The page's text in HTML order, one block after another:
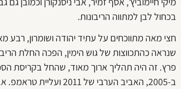
בכחול לבן למתווה הריבונות.
חצי מאה מתווכחים על עתיד יהודה ושומרון,
שנראה כהתכווצות של גוש הימין, הפכה החלת
ב-2005, האביב הערבי